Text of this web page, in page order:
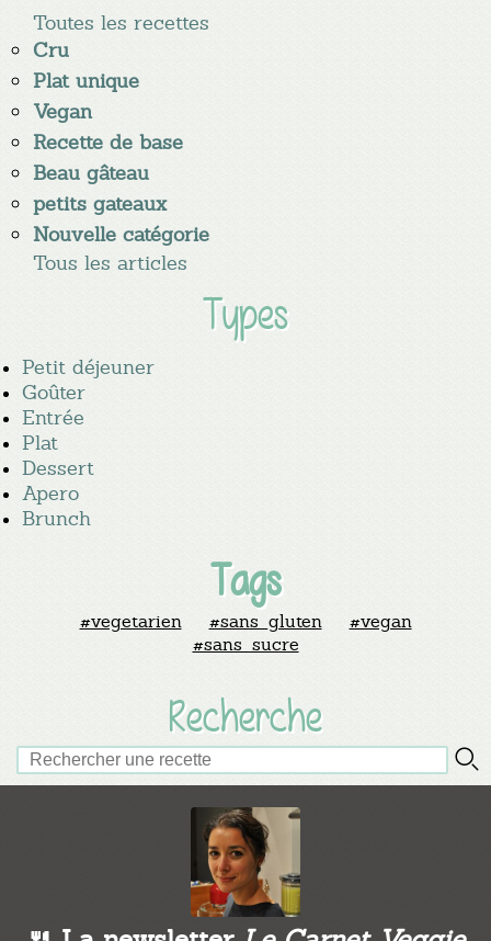
Toutes les recettes
Cru
Plat unique
Vegan
Recette de base
Beau gâteau
petits gateaux
Nouvelle catégorie
Tous les articles
Types
Petit déjeuner
Goûter
Entrée
Plat
Dessert
Apero
Brunch
Tags
#vegetarien #sans_gluten
#vegan
#sans_sucre
Recherche